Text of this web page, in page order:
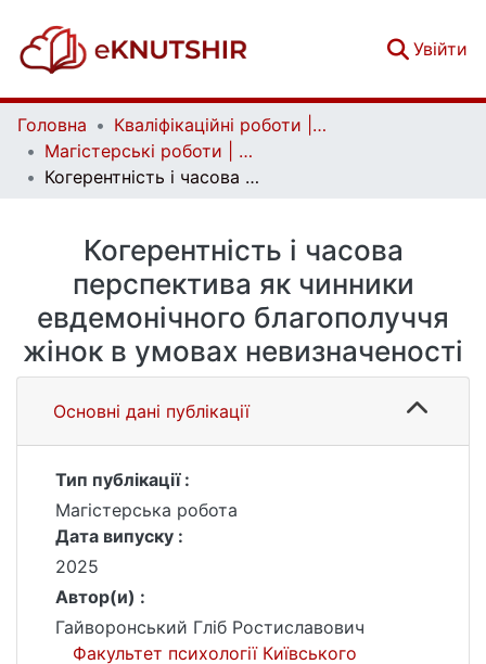
Увійти
Головна
Кваліфікаційні роботи | Qualifying works
Магістерські роботи | Master's theses
Когерентність і часова перспектива як чинники евдемонічного благополуччя жінок в умовах невизначеності
Когерентність і часова
перспектива як чинники
евдемонічного благополуччя
жінок в умовах невизначеності
Основні дані публікації
Тип публікації :
Магістерська робота
Дата випуску :
2025
Автор(и) :
Гайворонський Гліб Ростиславович
Факультет психології Київського